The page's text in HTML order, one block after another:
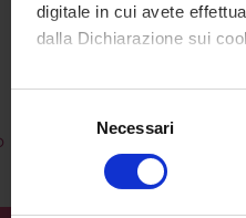
digitale in cui avete
dalla Dichiarazione sui
Con il tuo consenso,
raccogliere
digitali).
Necessari